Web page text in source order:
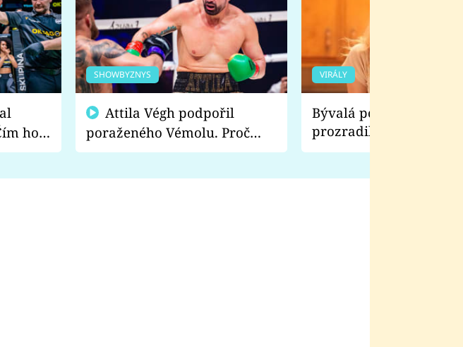
ho
SHOWBYZNYS
poraženého Vémolu. Proč
chce raději zápasit s ním než
VIRÁLY
Bývalá pornoherečka
prozradila, co ji
natáčení Euforie.